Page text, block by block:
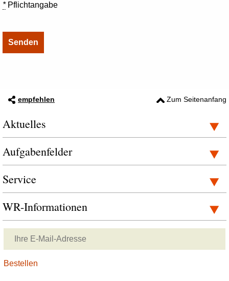
*Pflichtangabe
empfehlen Zum Seitenanfang
Aktuelles
Aufgabenfelder
Service
WR-Informationen